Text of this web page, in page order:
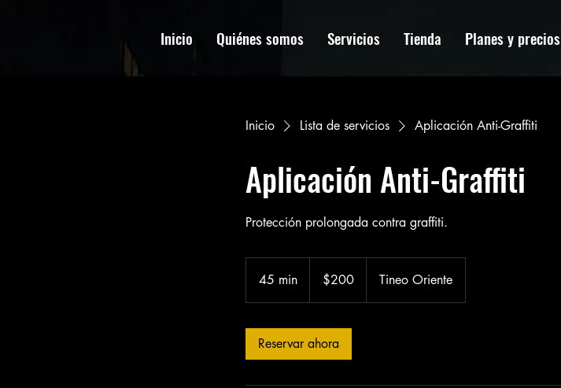
Inicio Quiénes somos Servicios Tienda Planes y precios
Inicio Lista de servicios Aplicación Anti-Graffiti
Aplicación Anti-Graffiti
Protección prolongada contra graffiti.
45 min
5
chilenos
$200 Tineo Oriente
Reservar ahora